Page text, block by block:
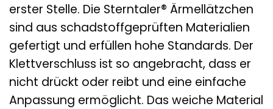
erster Stelle. Die Sterntaler® Ärmellätzchen
sind aus schadstoffgeprüften Materialien
gefertigt und erfüllen hohe Standards. Der
Klettverschluss ist so angebracht, dass er
nicht drückt oder reibt und eine einfache
Anpassung ermöglicht. Das weiche Material